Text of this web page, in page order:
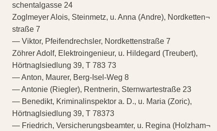
schentalgasse 24
Zoglmeyer Alois, Steinmetz, u. Anna (Andre), Nordketten¬
straße 7
— Viktor, Pfeifendrechsler, Nordkettenstraße 7
Zöhrer Adolf, Elektroingenieur, u. Hildegard (Treubert),
Hörtnaglsiedlung 39, T 783 73
— Anton, Maurer, Berg-Isel-Weg 8
— Antonie (Riegler), Rentnerin, Sternwartestraße 23
— Benedikt, Kriminalinspektor a. D., u. Maria (Zoric),
Hörtnaglsiedlung 39, T 78373
— Friedrich, Versicherungsbeamter, u. Regina (Holzham¬